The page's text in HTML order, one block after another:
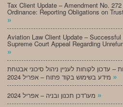
Tax Client Update – Amendment No.
Ordinance: Reporting Obligations on
»
Aviation Law Client Update –
Supreme Court Appeal Regarding
»
– עדכון לקוחות לעניין ניהול סיכוני אבטחת
»
»